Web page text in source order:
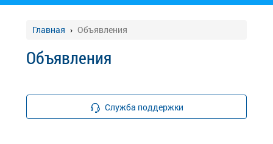
Главная Объявления
Объявления
Служба поддержки